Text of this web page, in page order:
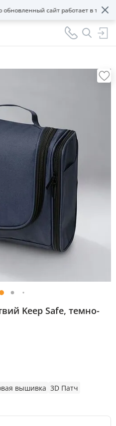
сайт работает в тестовом
Keep Safe, темно-
вышивка 3D Патч